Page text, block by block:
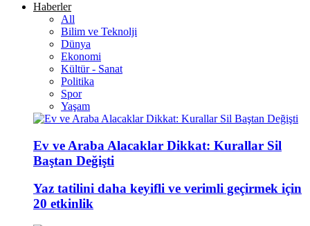
Haberler
All
Bilim ve Teknolji
Dünya
Ekonomi
Kültür - Sanat
Politika
Spor
Yaşam
Ev ve Araba Alacaklar Dikkat: Kurallar Sil
Baştan Değişti
Yaz tatilini daha keyifli ve verimli geçirmek için
20 etkinlik